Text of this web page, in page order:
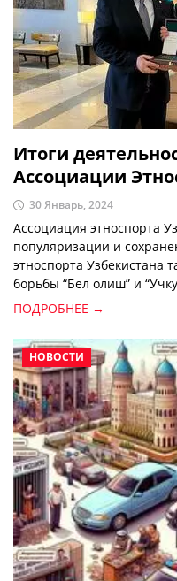
Итоги
Ассоциации
30 Январь, 2024
Ассоциация этноспорта
популяризации и
этноспорта Узбекистана
борьбы “Бел олиш” и
канатоходство (дорбоз),
спорта, “Чавгон”, “Танги
лука, показательная
ПОДРОБНЕЕ →
НОВОСТИ